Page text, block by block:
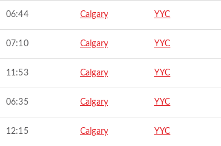
06:44 Calgary YYC
07:10 Calgary YYC
11:53 Calgary YYC
06:35 Calgary YYC
12:15 Calgary YYC